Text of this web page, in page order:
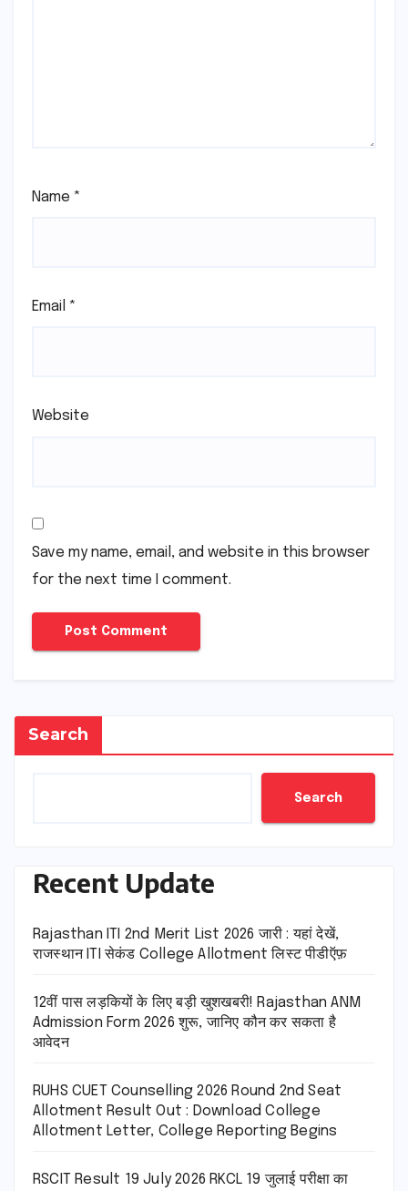
Name *
Email *
Website
Save my name, email, and website in this browser
for the next time I comment.
Search
Search
Recent Update
Rajasthan ITI 2nd Merit List 2026 जारी : यहां देखें,
राजस्थान ITI सेकंड College Allotment लिस्ट पीडीऍफ़
12वीं पास लड़कियों के लिए बड़ी खुशखबरी! Rajasthan ANM
Admission Form 2026 शुरू, जानिए कौन कर सकता है
आवेदन
RUHS CUET Counselling 2026 Round 2nd Seat
Allotment Result Out : Download College
Allotment Letter, College Reporting Begins
RSCIT Result 19 July 2026 RKCL 19 जुलाई परीक्षा का